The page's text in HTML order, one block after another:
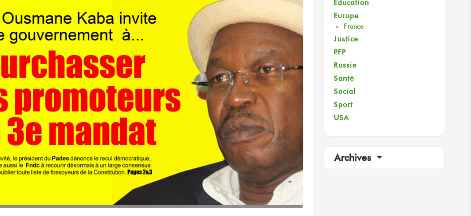
Éducation
Europe
France
Justice
PFP
Russie
Santé
Social
Sport
USA
Archives